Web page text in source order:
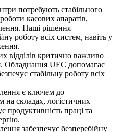
потребують стабільного
касових апаратів,
Наші рішення
роботу всіх систем, навіть у
відділів критично важливо
Обладнання UEC допомагає
стабільну роботу всіх
є ключем до
на складах, логістичних
продуктивність праці та
забезпечує безперебійну